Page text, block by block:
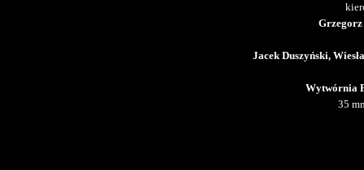
Jacek Duszyński,
Wytwórnia
35